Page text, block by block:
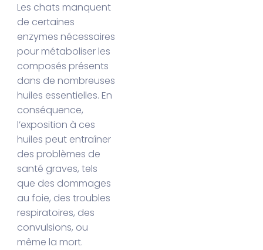
Les chats manquent
de certaines
enzymes nécessaires
pour métaboliser les
composés présents
dans de nombreuses
huiles essentielles. En
conséquence,
l’exposition à ces
huiles peut entraîner
des problèmes de
santé graves, tels
que des dommages
au foie, des troubles
respiratoires, des
convulsions, ou
même la mort.